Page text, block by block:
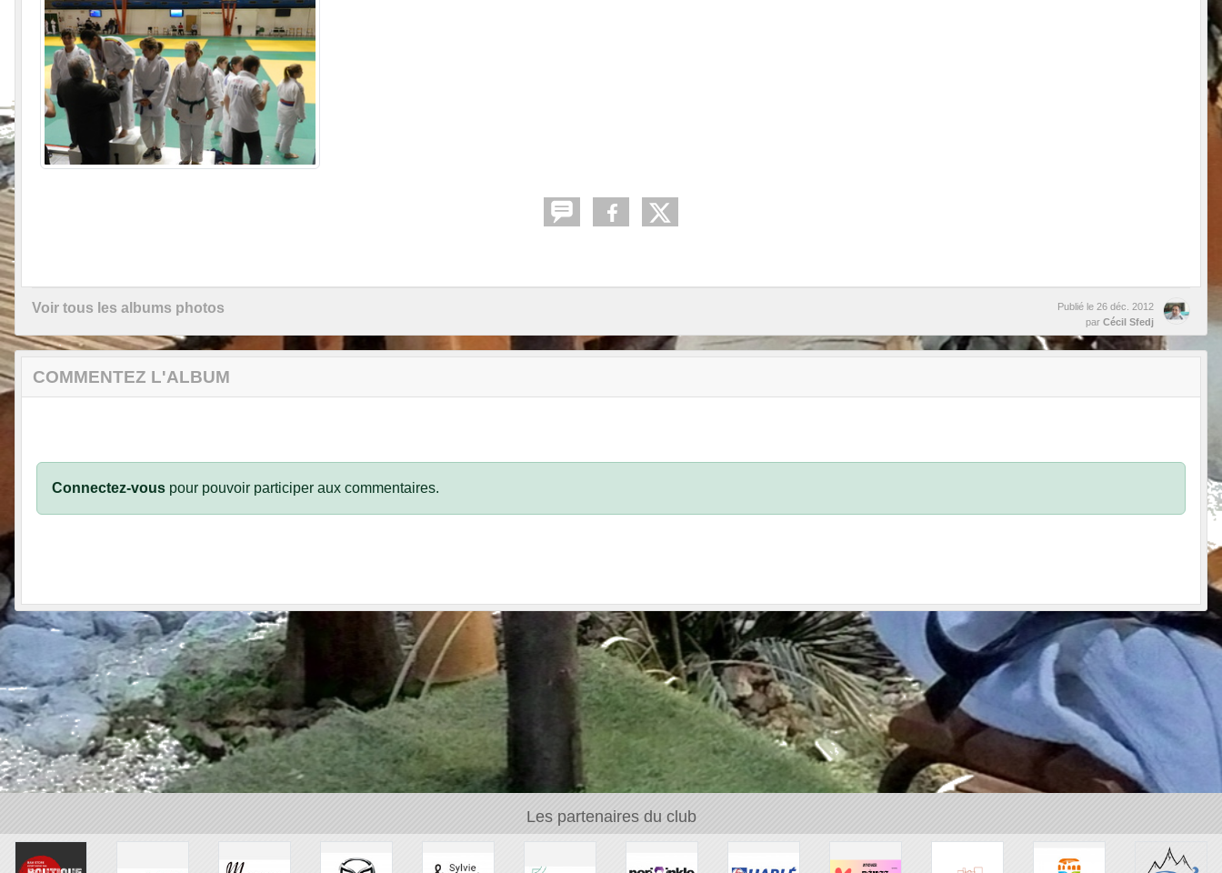
Voir tous les albums photos Publié le 26 déc. 2012
par Cécil Sfedj
COMMENTEZ L'ALBUM
Connectez-vous pour pouvoir participer aux commentaires.
Les partenaires du club